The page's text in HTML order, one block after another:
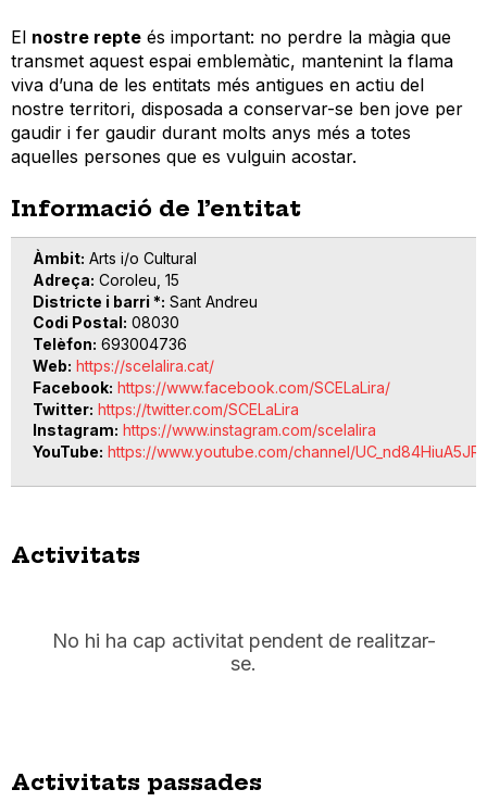
El nostre repte és important: no perdre la màgia que
transmet aquest espai emblemàtic, mantenint la flama
viva d’una de les entitats més antigues en actiu del
nostre territori, disposada a conservar-se ben jove per
gaudir i fer gaudir durant molts anys més a totes
aquelles persones que es vulguin acostar.
Informació de l’entitat
Àmbit Arts i/o Cultural
Adreça Coroleu, 15
Districte i barri * Sant Andreu
Codi Postal
08030
Telèfon 693004736
Web https://scelalira.cat/
Facebook https://www.facebook.com/SCELaLira/
Twitter https://twitter.com/SCELaLira
Instagram
https://www.instagram.com/scelalira
YouTube https://www.youtube.com/channel/
Activitats
No hi ha cap activitat pendent de realitzar-
se.
Activitats passades